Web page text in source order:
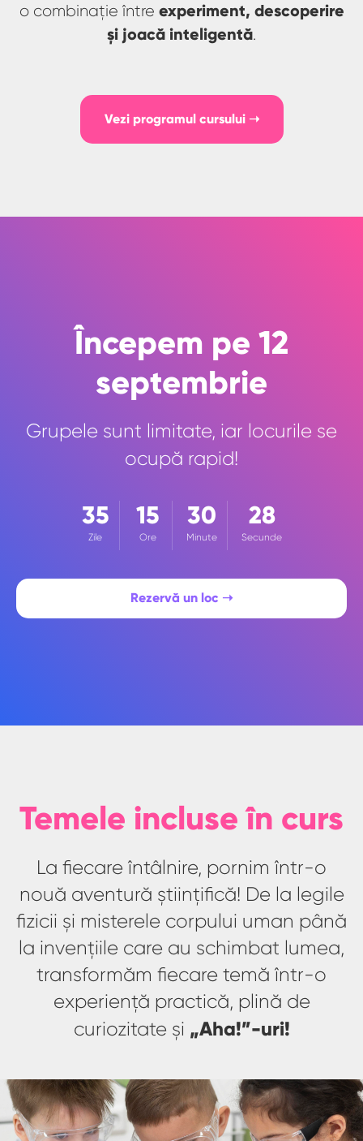
o combinație între experiment, descoperire
și joacă inteligentă.
Vezi programul cursului ➝
Începem pe 12
septembrie
Grupele sunt limitate, iar locurile se
ocupă rapid!
35
Zile
15
Ore
30
Minute
26
Secunde
Rezervă un loc ➝
Temele incluse în curs
La fiecare întâlnire, pornim într-o
nouă aventură științifică! De la legile
fizicii și misterele corpului uman până
la invențiile care au schimbat lumea,
transformăm fiecare temă într-o
experiență practică, plină de
curiozitate și „Aha!”-uri!